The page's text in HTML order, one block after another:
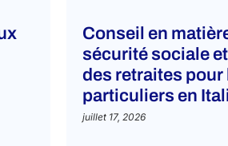
Conseil en
sécurité sociale
des retraites pour
particuliers en
juillet 17, 2026